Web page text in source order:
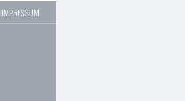
IMPRESSUM